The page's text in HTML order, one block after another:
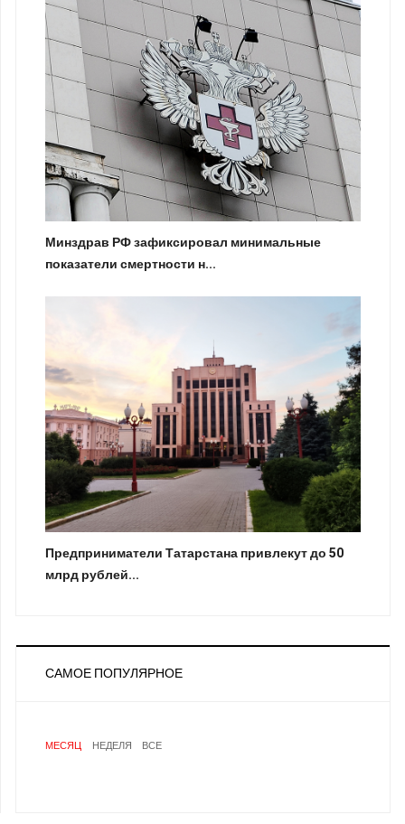
Минздрав РФ зафиксировал минимальные
показатели смертности н...
Предприниматели Татарстана привлекут до 50
млрд рублей...
САМОЕ ПОПУЛЯРНОЕ
МЕСЯЦ НЕДЕЛЯ ВСЕ